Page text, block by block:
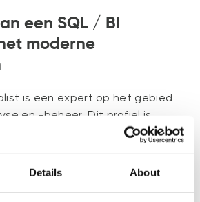
Details About
een SQL / BI
moderne
is een expert op het gebied
en -beheer. Dit profiel is
het ontwerpen, implementeren
bedrijven helpen bij het nemen